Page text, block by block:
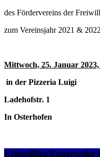
des Fördervereins der
zum Vereinsjahr 2021 &
Mittwoch, 25. Januar
in der Pizzeria Luigi
Ladehofstr. 1
In Osterhofen
Freiwillige Feuerwehr